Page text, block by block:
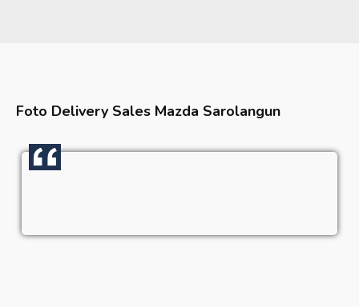
Foto Delivery Sales Mazda Sarolangun